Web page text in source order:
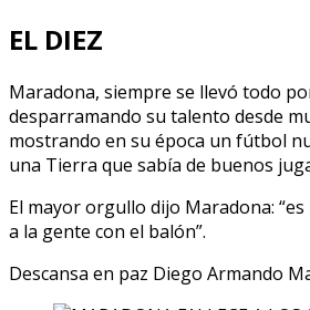
EL DIEZ
Maradona, siempre se llevó todo
desparramando su talento desde
mostrando en su época un fútbol
una Tierra que sabía de buenos
El mayor orgullo dijo Maradona:
a la gente con el balón”.
Descansa en paz Diego Armando